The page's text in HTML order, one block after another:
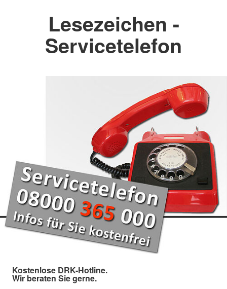
Lesezeichen -
Servicetelefon
Kostenlose DRK-Hotline.
Wir beraten Sie gerne.